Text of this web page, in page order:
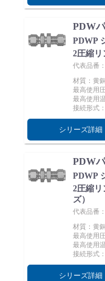
PDW
PDWP
2圧縮リ
代表品番
材質：黄
最高使用
最高使用
接続形式
シリーズ詳細
PDW
PDWP
2圧縮リ
ズ）
代表品番
材質：黄
最高使用
最高使用
接続形式
シリーズ詳細